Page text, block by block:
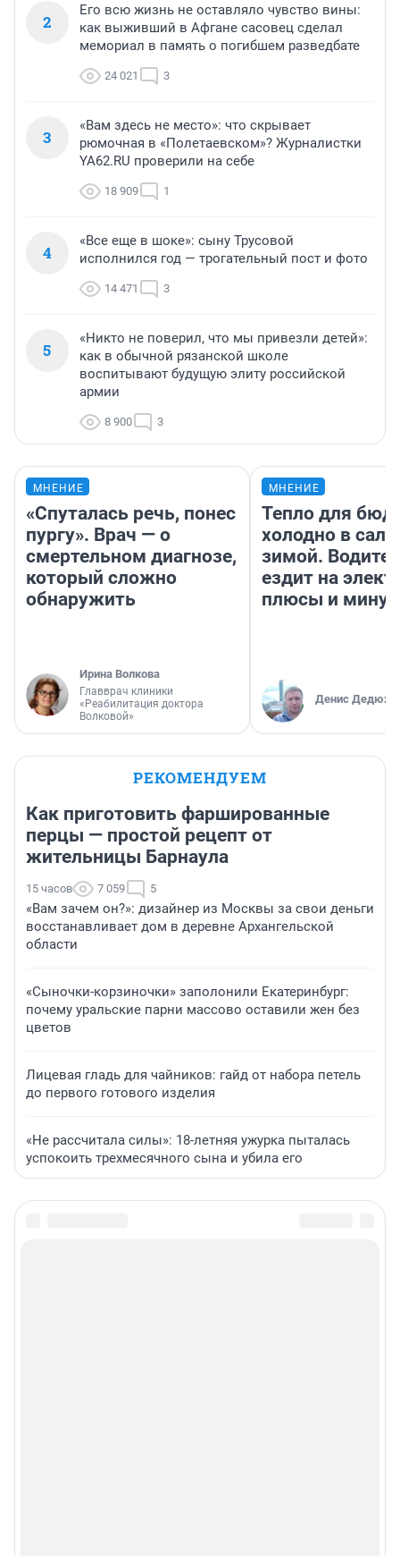
2
Его всю жизнь не оставляло чувство вины:
как выживший в Афгане сасовец сделал
мемориал в память о погибшем разведбате
24 021 3
3
«Вам здесь не место»: что скрывает
рюмочная в «Полетаевском»? Журналистки
YA62.RU проверили на себе
18 909 1
4
«Все еще в шоке»: сыну Трусовой
исполнился год — трогательный пост и фото
14 471 3
5
«Никто не поверил, что мы привезли детей»:
как в обычной рязанской школе
воспитывают будущую элиту российской
армии
8 900 3
МНЕНИЕ
«Спуталась речь, понес
пургу». Врач — о
смертельном диагнозе,
который сложно
обнаружить
Ирина Волкова
Главврач клиники
«Реабилитация доктора
Волковой»
МНЕНИЕ
Тепло для
холодно в
зимой.
ездит на
плюсы и
Денис
РЕКОМЕНДУЕМ
Как приготовить фаршированные
перцы — простой рецепт от
жительницы Барнаула
15 часов 7 059 5
«Вам зачем он?»: дизайнер из Москвы за свои деньги
восстанавливает дом в деревне Архангельской
области
«Сыночки-корзиночки» заполонили Екатеринбург:
почему уральские парни массово оставили жен без
цветов
Лицевая гладь для чайников: гайд от набора петель
до первого готового изделия
«Не рассчитала силы»: 18-летняя ужурка пыталась
успокоить трехмесячного сына и убила его